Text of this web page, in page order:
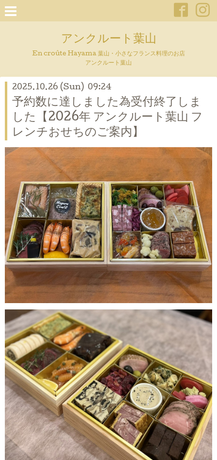
アンクルート葉山
En croûte Hayama 葉山・小さなフランス料理のお店
アンクルート葉山
2025.10.26 (Sun) 09:24
予約数に達しました為受付終了しま
した【2026年 アンクルート葉山 フ
レンチおせちのご案内】